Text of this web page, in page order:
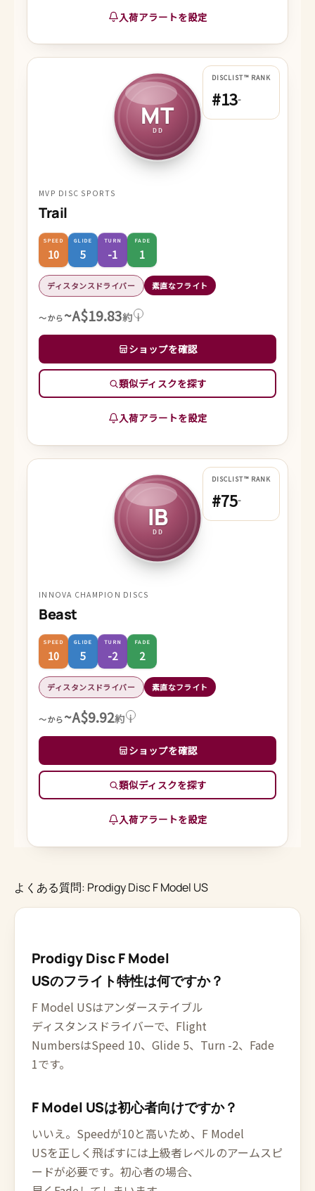
入荷アラートを設定
MT
DD
DISCLIST™ RANK
#13-
MVP DISC SPORTS
Trail
SPEED
10
GLIDE
5
TURN
-1
FADE
1
ディスタンスドライバー 素直なフライト
～から~A$19.83約 i
ショップを確認
類似ディスクを探す
入荷アラートを設定
IB
DD
DISCLIST™ RANK
#75-
INNOVA CHAMPION DISCS
Beast
SPEED
10
GLIDE
5
TURN
-2
FADE
2
ディスタンスドライバー 素直なフライト
～から~A$9.92約 i
ショップを確認
類似ディスクを探す
入荷アラートを設定
よくある質問: Prodigy Disc F Model US
Prodigy Disc F Model
USのフライト特性は何ですか？
F Model USはアンダーステイブル
ディスタンスドライバーで、Flight
NumbersはSpeed 10、Glide 5、Turn -2、Fade
1です。
F Model USは初心者向けですか？
いいえ。Speedが10と高いため、F Model
USを正しく飛ばすには上級者レベルのアームスピ
ードが必要です。初心者の場合、